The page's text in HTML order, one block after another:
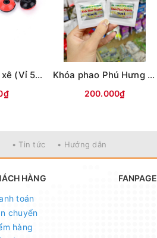
cho quý khách hàng
Khóa mè lăng xê (Vỉ 5c) Khóa phao Phú Hưng lỗ sứ L (Vỉ 3c)
200.000₫
• Tin tức • Hướng dẫn
HÀNG
toán
chuyển
hàng
FANPAGE